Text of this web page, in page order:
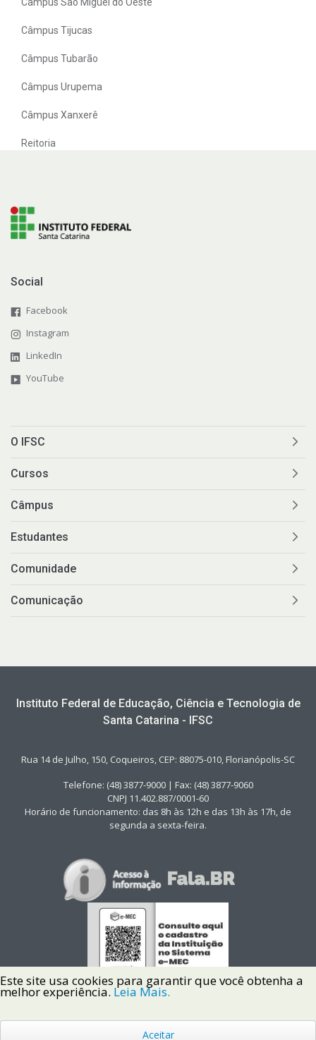
Câmpus Tijucas
Câmpus Tubarão
Câmpus Urupema
Câmpus Xanxerê
Reitoria
Social
Facebook
Instagram
LinkedIn
YouTube
O IFSC
Cursos
Câmpus
Estudantes
Comunidade
Comunicação
Instituto Federal de Educação, Ciência e Tecnologia de
Santa Catarina - IFSC
Rua 14 de Julho, 150, Coqueiros, CEP: 88075-010, Florianópolis-SC
Telefone: (48) 3877-9000 | Fax: (48) 3877-9060
CNPJ 11.402.887/0001-60
Horário de funcionamento: das 8h às 12h e das 13h às 17h, de
segunda a sexta-feira.
Copyright © 2022 Instituto Federal de Santa Catarina IFSC
Este site usa cookies para garantir que você obtenha a
melhor experiência. Leia Mais.
Aceitar